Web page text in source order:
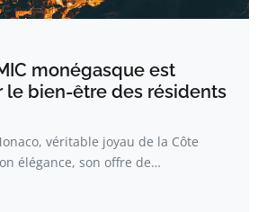
monégasque est
le bien-être des résidents
véritable joyau de la Côte
élégance, son offre de…